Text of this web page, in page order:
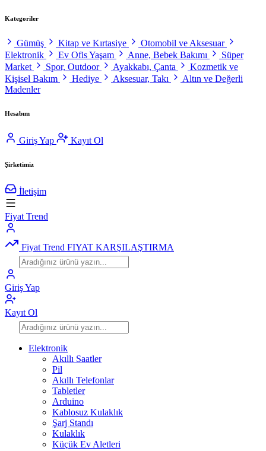
Kategoriler
Gümüş Kitap ve Kırtasiye
Otomobil ve Aksesuar
Elektronik
Ev Ofis Yaşam Anne, Bebek Bakımı
Süper
Market
Spor, Outdoor Ayakkabı, Çanta
Kozmetik ve
Kişisel Bakım
Hediye Aksesuar, Takı
Altın ve Değerli
Madenler
Hesabım
Giriş Yap Kayıt Ol
Şirketimiz
İletişim
Fiyat Trend
Fiyat Trend FIYAT KARŞILAŞTIRMA
Giriş Yap
Kayıt Ol
Elektronik
Akıllı Saatler
Pil
Akıllı Telefonlar
Tabletler
Arduino
Kablosuz Kulaklık
Şarj Standı
Kulaklık
Küçük Ev Aletleri